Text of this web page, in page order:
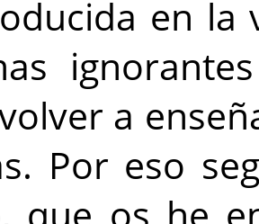
en la
a
Por eso